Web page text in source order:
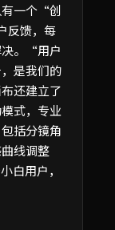
有一个“创
反馈，每
决。“用户
是我们的
还建立了
式，专业
括分镜角
线调整
白用户，